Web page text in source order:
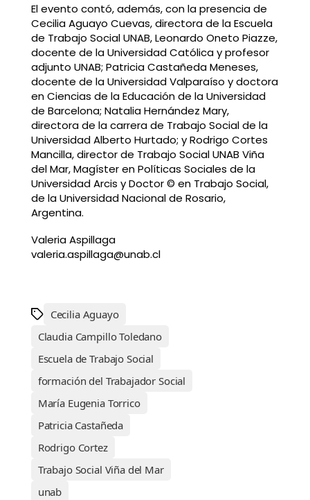
El evento contó, además, con la presencia de
Cecilia Aguayo Cuevas, directora de la Escuela
de Trabajo Social UNAB, Leonardo Oneto Piazze,
docente de la Universidad Católica y profesor
adjunto UNAB; Patricia Castañeda Meneses,
docente de la Universidad Valparaíso y doctora
en Ciencias de la Educación de la Universidad
de Barcelona; Natalia Hernández Mary,
directora de la carrera de Trabajo Social de la
Universidad Alberto Hurtado; y Rodrigo Cortes
Mancilla, director de Trabajo Social UNAB Viña
del Mar, Magíster en Políticas Sociales de la
Universidad Arcis y Doctor © en Trabajo Social,
de la Universidad Nacional de Rosario,
Argentina.
Valeria Aspillaga
valeria.aspillaga@unab.cl
Cecilia Aguayo
Claudia Campillo Toledano
Escuela de Trabajo Social
formación del Trabajador Social
María Eugenia Torrico
Patricia Castañeda
Rodrigo Cortez
Trabajo Social Viña del Mar
unab